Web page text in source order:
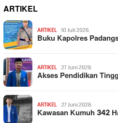
ARTIKEL
ARTIKEL 10 Juli 2026
Buku Kapolres
ARTIKEL 27 Juni 2026
Akses Pendidikan
ARTIKEL 27 Juni 2026
Kawasan Kumuh 342